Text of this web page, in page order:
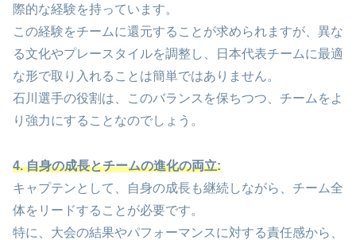
際的な経験を持っています。
この経験をチームに還元することが求められますが、異な
る文化やプレースタイルを調整し、日本代表チームに最適
な形で取り入れることは簡単ではありません。
石川選手の役割は、このバランスを保ちつつ、チームをよ
り強力にすることなのでしょう。
4. 自身の成長とチームの進化の両立:
キャプテンとして、自身の成長も継続しながら、チーム全
体をリードすることが必要です。
特に、大会の結果やパフォーマンスに対する責任感から、